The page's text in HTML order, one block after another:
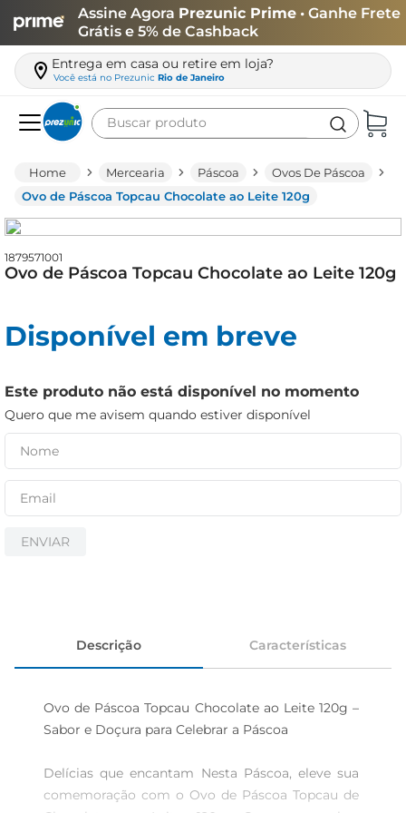
Assine Agora Prezunic Prime • Ganhe Frete
Grátis e 5% de Cashback
Entrega em casa ou retire em loja?
Você está no Prezunic Rio de Janeiro
Buscar produto
Mercearia Páscoa
Ovos De Páscoa
Ovo de Páscoa Topcau Chocolate ao Leite 120g
1879571001
Ovo de Páscoa Topcau Chocolate ao Leite 120g
Disponível em breve
Este produto não está disponível no momento
Quero que me avisem quando estiver disponível
ENVIAR
Descrição Características
Ovo de Páscoa Topcau Chocolate ao Leite 120g –
Sabor e Doçura para Celebrar a Páscoa
Delícias que encantam Nesta Páscoa, eleve sua
comemoração com o Ovo de Páscoa Topcau de
leite
queijo
azeite
iogurte
papel higiênico